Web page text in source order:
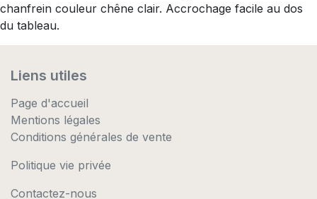
chanfrein couleur chêne clair. Accrochage facile au dos
du tableau.
Liens utiles
Page d'accueil
Mentions légales
Conditions générales de vente
Politique vie privée
Contactez-nous